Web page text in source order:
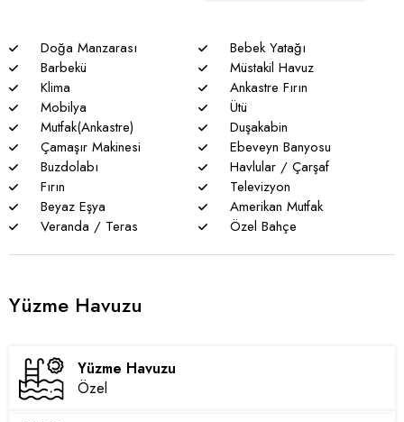
nadiren de olsa elektrik ve su kesintileri yaşanabilmektedir.
Doğa Manzarası
Bebek Yatağı
Barbekü
Müstakil Havuz
Klima
Ankastre Fırın
Mobilya
Ütü
Mutfak(Ankastre)
Duşakabin
Çamaşır Makinesi
Ebeveyn Banyosu
Buzdolabı
Havlular / Çarşaf
Fırın
Televizyon
Beyaz Eşya
Amerikan Mutfak
Veranda / Teras
Özel Bahçe
Yüzme Havuzu
Yüzme Havuzu
Özel